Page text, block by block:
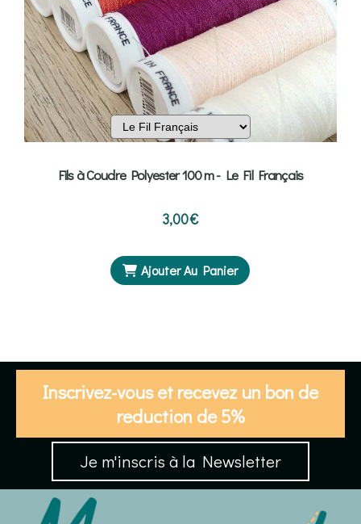
Fils à Coudre Polyester 100 m - Le Fil Français
3,00€
Ajouter Au Panier
Inscrivez-vous et recevez un bon de
reduction de 5%
Je m'inscris à la Newsletter